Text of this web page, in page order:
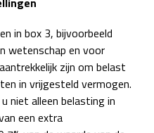
in box 3, bijvoorbeeld
wetenschap en voor
zijn om belast
in vrijgesteld vermogen.
niet alleen belasting in
een extra